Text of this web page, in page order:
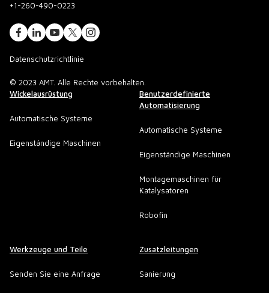
+1-260-490-0223
Datenschutzrichtlinie
© 2023 AMT. Alle Rechte vorbehalten.
Wickelausrüstung
Automatische Systeme
Eigenständige Maschinen
Benutzerdefinierte
Automatisierung
Automatische Systeme
Eigenständige Maschinen
Montagemaschinen für
Katalysatoren
Robofin
Werkzeuge und Teile
Senden Sie eine Anfrage
Zusatzleitungen
Sanierung